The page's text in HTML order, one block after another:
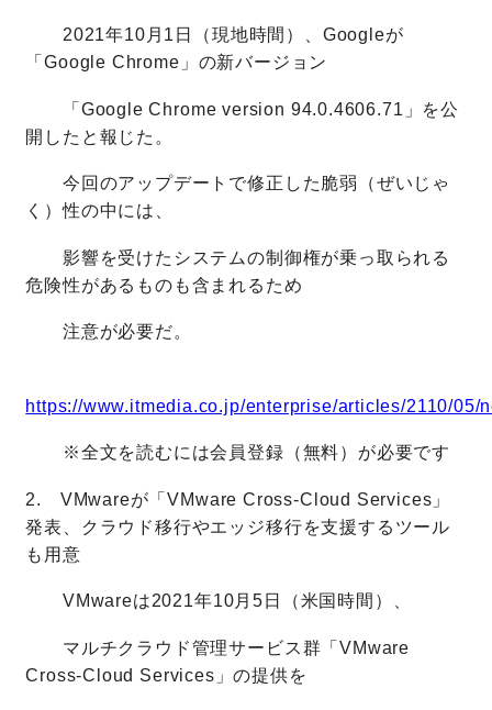
2021年10月1日（現地時間）、Googleが
「Google Chrome」の新バージョン
「Google Chrome version 94.0.4606.71」を公
開したと報じた。
今回のアップデートで修正した脆弱（ぜいじゃ
く）性の中には、
影響を受けたシステムの制御権が乗っ取られる
危険性があるものも含まれるため
注意が必要だ。
https://www.itmedia.co.jp/enterprise/articles/2110/05/
※全文を読むには会員登録（無料）が必要です
2. VMwareが「VMware Cross-Cloud Services」
発表、クラウド移行やエッジ移行を支援するツール
も用意
VMwareは2021年10月5日（米国時間）、
マルチクラウド管理サービス群「VMware
Cross-Cloud Services」の提供を